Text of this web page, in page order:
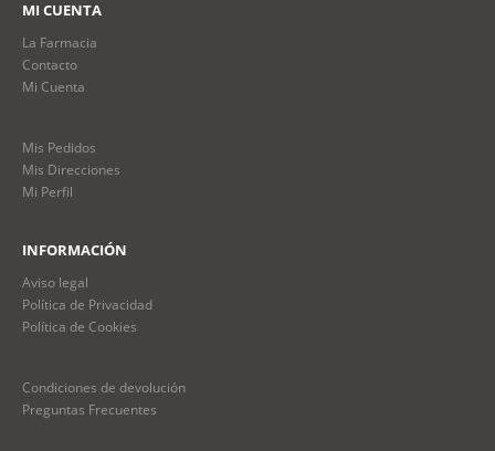
MI CUENTA
La Farmacia
Contacto
Mi Cuenta
Mis Pedidos
Mis Direcciones
Mi Perfil
INFORMACIÓN
Aviso legal
Política de Privacidad
Política de Cookies
Condiciones de devolución
Preguntas Frecuentes